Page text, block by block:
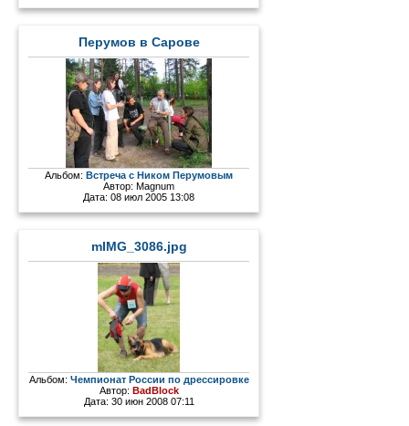
Перумов в Сарове
Альбом:Встреча с Ником Перумовым
Автор:Magnum
Дата: 08 июл 2005 13:08
mIMG_3086.jpg
Альбом: Чемпионат России по дрессировке
Автор: BadBlock
Дата: 30 июн 2008 07:11